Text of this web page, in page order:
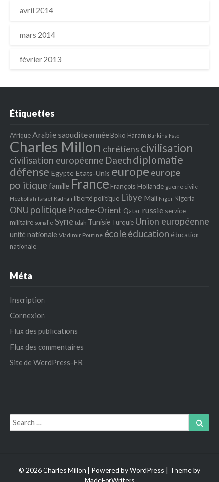
avril 2014
mars 2014
février 2013
Étiquettes
AfriqueArabie saoudite armée Boko Haram Burkina Faso
Charles Millon chrétiens civilisation
civilisation européenne Daech diplomatie
défense Egypte Etats‐Unis europeeurope
politique famille France François Hollande guerre civile
Hezbollah Israël Kadhafi liberté politique Libye Mali Niger Nigeria
ONU politique Proche-Orient Qatar russie service
militaire somalie Syrie tdah Tunisie Turquie Union européenne
unité nationale Vladimir Poutine écoleéducation éducation
nationale
Méta
Inscription
Connexion
Flux des publications
Flux des commentaires
Site de WordPress-FR
Search
for:
© 2026 Charles Millon | Powered byWordPress | Theme by
MadeForWriters